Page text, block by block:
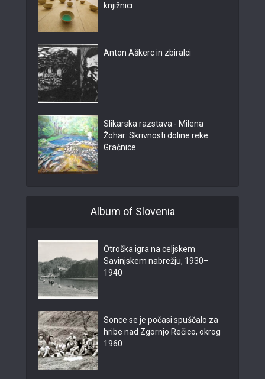
knjižnici
Anton Aškerc in zbiralci
Slikarska razstava - Milena
Žohar: Skrivnosti doline reke
Gračnice
Album of Slovenia
Otroška igra na celjskem
Savinjskem nabrežju, 1930–
1940
Sonce se je počasi spuščalo za
hribe nad Zgornjo Rečico, okrog
1960